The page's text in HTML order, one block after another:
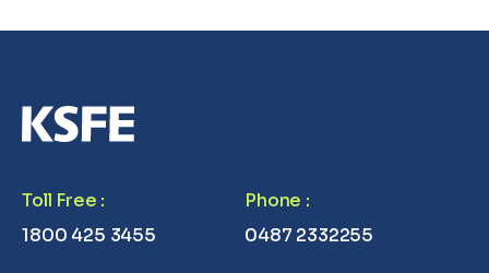
Toll Free :
1800 425 3455
Phone :
0487 2332255